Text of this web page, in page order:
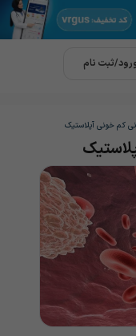
ثبت نام
کم خونی آپلاستیک